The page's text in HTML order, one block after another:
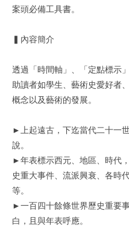
案頭必備工具書。
▍內容簡介
透過「時間軸」、「定點標示
助讀者如學生、藝術史愛好者
概念以及藝術的發展。
►上起遠古，下迄當代二十一
說。
►年表標示西元、地區、時代
史重大事件、流派興衰、各時
等。
►一百四十餘條世界歷史重要
白，且與年表呼應。